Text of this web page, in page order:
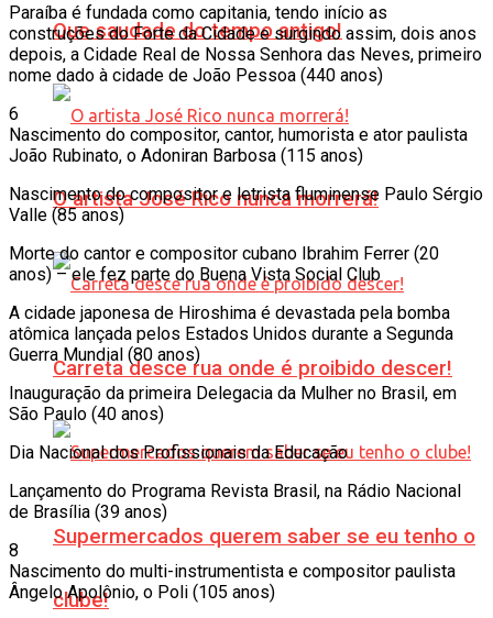
Que saudade do tempo antigo!
O artista José Rico nunca morrerá!
Carreta desce rua onde é proibido descer!
Supermercados querem saber se eu tenho o
clube!
Paraíba é fundada como capitania, tendo início as
construções do Forte da Cidade e surgindo assim, dois anos
depois, a Cidade Real de Nossa Senhora das Neves, primeiro
nome dado à cidade de João Pessoa (440 anos)
6
Nascimento do compositor, cantor, humorista e ator paulista
João Rubinato, o Adoniran Barbosa (115 anos)
Nascimento do compositor e letrista fluminense Paulo Sérgio
Valle (85 anos)
Morte do cantor e compositor cubano Ibrahim Ferrer (20
anos) – ele fez parte do Buena Vista Social Club
A cidade japonesa de Hiroshima é devastada pela bomba
atômica lançada pelos Estados Unidos durante a Segunda
Guerra Mundial (80 anos)
Inauguração da primeira Delegacia da Mulher no Brasil, em
São Paulo (40 anos)
Dia Nacional dos Profissionais da Educação
Lançamento do Programa Revista Brasil, na Rádio Nacional
de Brasília (39 anos)
8
Nascimento do multi-instrumentista e compositor paulista
Ângelo Apolônio, o Poli (105 anos)